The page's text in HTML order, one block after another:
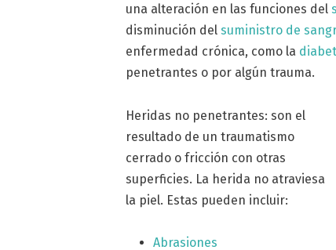
una alteración en las funciones del
disminución delsuministro de
enfermedad crónica, como la
penetrantes o por algún trauma.
Heridas no penetrantes: son el
resultado de un traumatismo
cerrado o fricción con otras
superficies. La herida no atraviesa
la piel. Estas pueden incluir:
Abrasiones